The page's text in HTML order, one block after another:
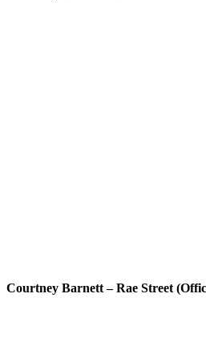
Courtney Barnett – Rae Street